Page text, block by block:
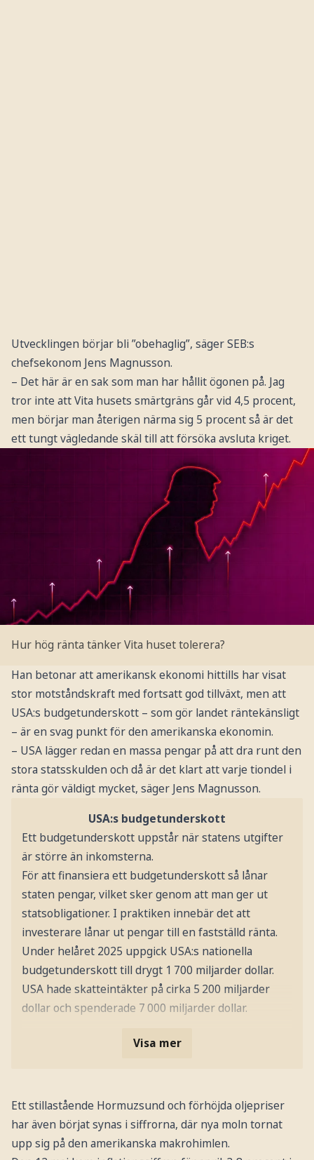
Utvecklingen börjar bli ”obehaglig”, säger SEB:s
chefsekonom Jens Magnusson.
– Det här är en sak som man har hållit ögonen på. Jag
tror inte att Vita husets smärtgräns går vid 4,5 procent,
men börjar man återigen närma sig 5 procent så är det
ett tungt vägledande skäl till att försöka avsluta kriget.
Hur hög ränta tänker Vita huset tolerera?
Han betonar att amerikansk ekonomi hittills har visat
stor motståndskraft med fortsatt god tillväxt, men att
USA:s budgetunderskott – som gör landet räntekänsligt
– är en svag punkt för den amerikanska ekonomin.
– USA lägger redan en massa pengar på att dra runt den
stora statsskulden och då är det klart att varje tiondel i
ränta gör väldigt mycket, säger Jens Magnusson.
USA:s budgetunderskott
Ett budgetunderskott uppstår när statens utgifter
är större än inkomsterna.
För att finansiera ett budgetunderskott så lånar
staten pengar, vilket sker genom att man ger ut
statsobligationer. I praktiken innebär det att
investerare lånar ut pengar till en fastställd ränta.
Under helåret 2025 uppgick USA:s nationella
budgetunderskott till drygt 1 700 miljarder dollar.
USA hade skatteintäkter på cirka 5 200 miljarder
dollar och spenderade 7 000 miljarder dollar.
Visa mer
Ett stillastående Hormuzsund och förhöjda oljepriser
har även börjat synas i siffrorna, där nya moln tornat
upp sig på den amerikanska makrohimlen.